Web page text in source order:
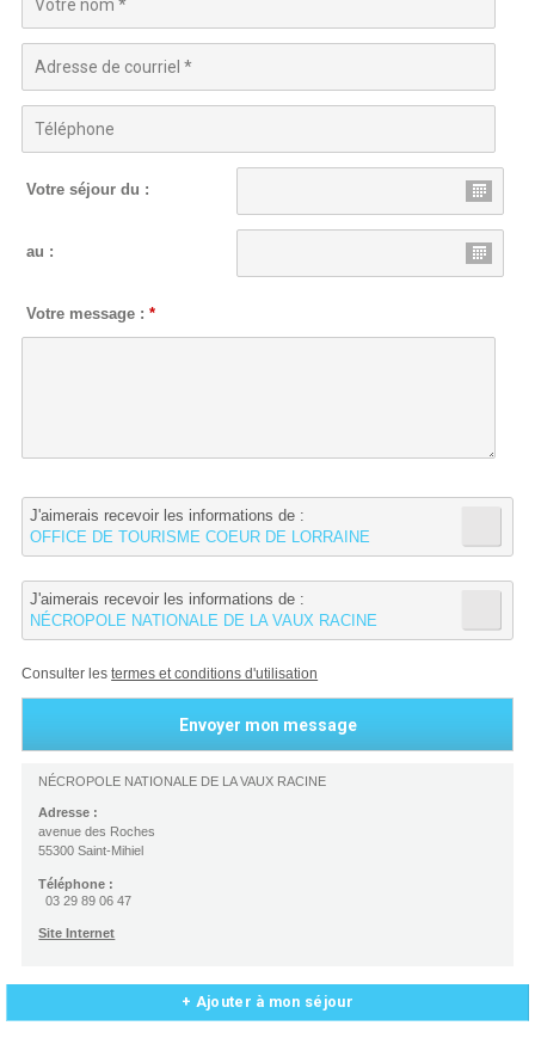
Votre séjour du :
au :
Votre message :*
J'aimerais recevoir les informations de :
OFFICE DE TOURISME COEUR DE LORRAINE
J'aimerais recevoir les informations de :
NÉCROPOLE NATIONALE DE LA VAUX RACINE
Consulter lestermes et conditions d'utilisation
NÉCROPOLE NATIONALE DE LA VAUX RACINE
Adresse :
avenue des Roches
55300 Saint-Mihiel
Téléphone :
03 29 89 06 47
Site Internet
+ Ajouter à mon séjour